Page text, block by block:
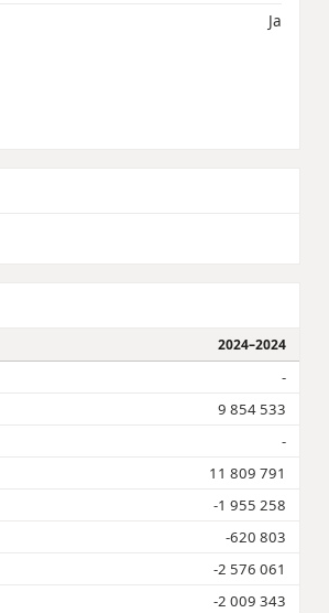
Ja
2024–2024
-
9 854 533
-
11 809 791
-1 955 258
-620 803
-2 576 061
-2 009 343